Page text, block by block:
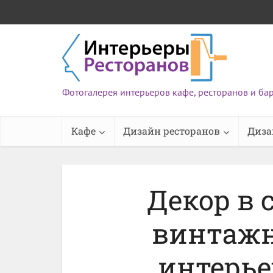
Фотогалерея интерьеров кафе, ресторанов и
Кафе Дизайн ресторанов
Декор в